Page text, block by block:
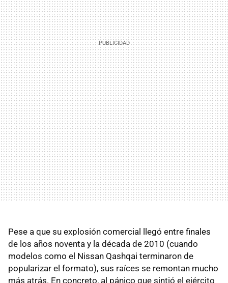
Pese a que su explosión comercial llegó entre finales
de los años noventa y la década de 2010 (cuando
modelos como el Nissan Qashqai terminaron de
popularizar el formato), sus raíces se remontan mucho
más atrás. En concreto, al pánico que sintió el ejército